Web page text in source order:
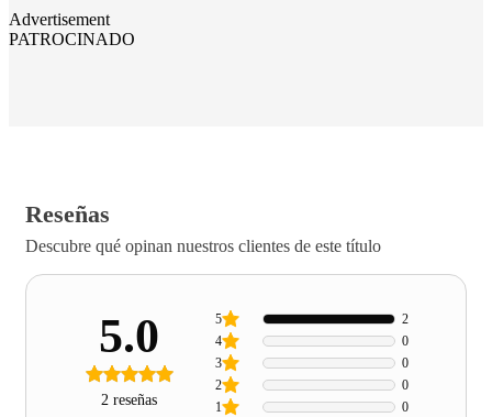
Advertisement
PATROCINADO
Reseñas
Descubre qué opinan nuestros clientes de este título
5.0
2 reseñas 1 0
2 0
3 0
4 0
5 2